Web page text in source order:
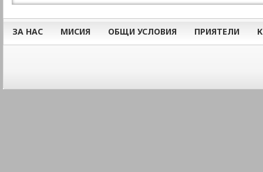
ЗА НАС МИСИЯ ОБЩИ УСЛОВИЯ ПРИЯТЕЛИ